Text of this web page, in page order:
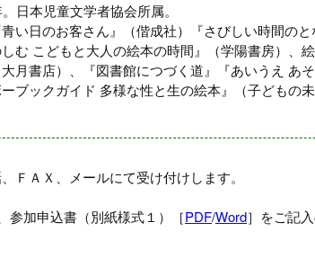
日本児童文学者協会所属。
い日のお客さん』（偕成社）『さびしい時間の
む こどもと大人の絵本の時間』（学陽書房）、
月書店）、『図書館につづく道』『あいうえ あ
ブックガイド 多様な性と生の絵本』（子どもの未
ＡＸ、メールにて受け付けします。
参加申込書（別紙様式１）［PDF/Word］をご記